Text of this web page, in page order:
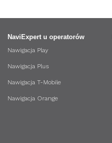
NaviExpert u operatorów
Nawigacja Play
Nawigacja Plus
Nawigacja T-Mobile
Nawigacja Orange